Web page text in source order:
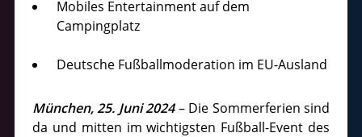
Mobiles Entertainment auf dem
Campingplatz
Deutsche Fußballmoderation im EU-Ausland
München, 25. Juni 2024– Die Sommerferien sind
da und mitten im wichtigsten Fußball-Event des